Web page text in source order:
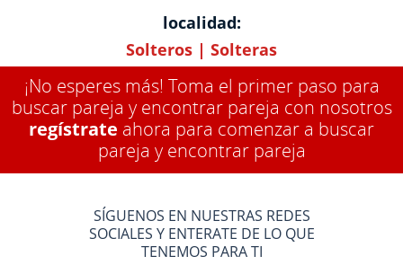
localidad:
Solteros | Solteras
¡No esperes más! Toma el primer paso para
buscar pareja y encontrar pareja con nosotros
regístrate ahora para comenzar a buscar
pareja y encontrar pareja
SÍGUENOS EN NUESTRAS REDES
SOCIALES Y ENTERATE DE LO QUE
TENEMOS PARA TI